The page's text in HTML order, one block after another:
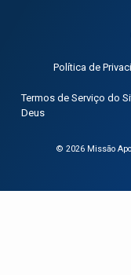
Política de
Termos de Serviço do
Deus
© 2026 Missão